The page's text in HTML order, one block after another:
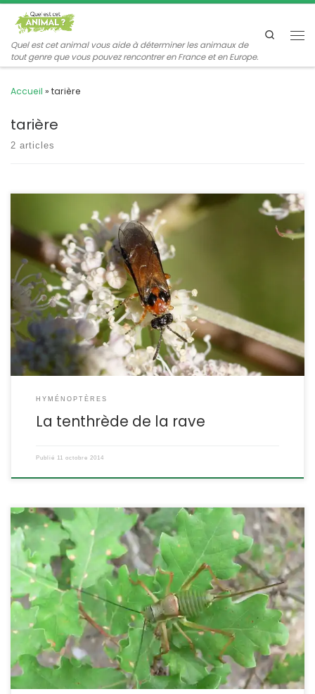
Passer au contenu
Quel est cet animal vous aide à déterminer les animaux de
tout genre que vous pouvez rencontrer en France et en Europe.
Search
Accueil » tarière
tarière
2 articles
Les tenthrèdes font partie des hyménoptères qui n’ont pas la
« taille de guêpe ». Leurs larves ressemblent beaucoup aux
chenilles de papillons. Athalia rosae POSITION SYSTÉMATIQUE :
Insecte Hyménoptère Symphyte Famille des Tenthredinidae Pour
voir d’autres espèces de Tenthredinidae ETYMOLOGIE : rosae = de
la rose. En anglais : « turnip-sawfly » = la mouche à scie du […]
HYMÉNOPTÈRES
La tenthrède de la rave
Publié 11 octobre 2014
Une belle sauterelle qui ne peut pas voler, ses ailes sont
vestigiales, elle compense en restant bien immobile et sa
coloration la rend presque invisible. La femelle est dotée d’un
organe de ponte spectaculaire. Ephippiger ephippiger POSITION
SYSTÉMATIQUE : Insecte Orthoptère Famille des Bradyporidae
ETYMOLOGIE : Ephippiger = qui porte une selle DESCRIPTION : Taille :
[…]